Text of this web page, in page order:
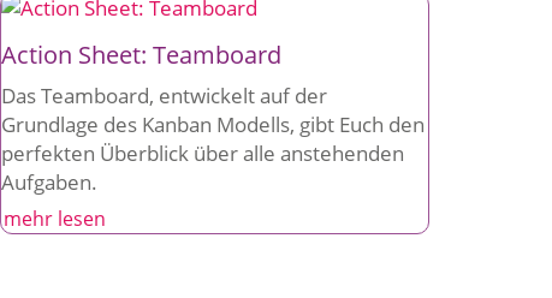
Action Sheet: Teamboard
Das Teamboard, entwickelt auf der
Grundlage des Kanban Modells, gibt Euch den
perfekten Überblick über alle anstehenden
Aufgaben.
mehr lesen